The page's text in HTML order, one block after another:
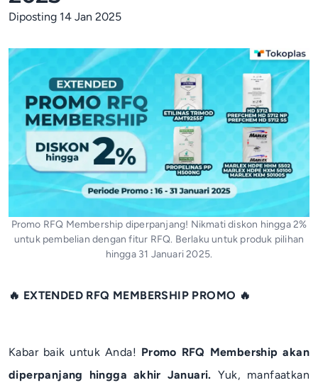
Diposting 14 Jan 2025
Promo RFQ Membership diperpanjang! Nikmati diskon hingga 2%
untuk pembelian dengan fitur RFQ. Berlaku untuk produk pilihan
hingga 31 Januari 2025.
🔥 EXTENDED RFQ MEMBERSHIP PROMO 🔥
Kabar baik untuk Anda! Promo RFQ Membership akan
diperpanjang hingga akhir Januari. Yuk, manfaatkan